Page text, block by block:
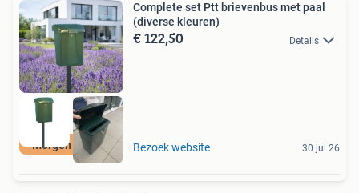
Morgen in huis!
Complete set Ptt brievenbus met paal
(diverse kleuren)
€ 122,50 Details
Bezoek website 30 jul 26